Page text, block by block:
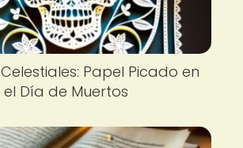
Papel Picado en
el Día de Muertos